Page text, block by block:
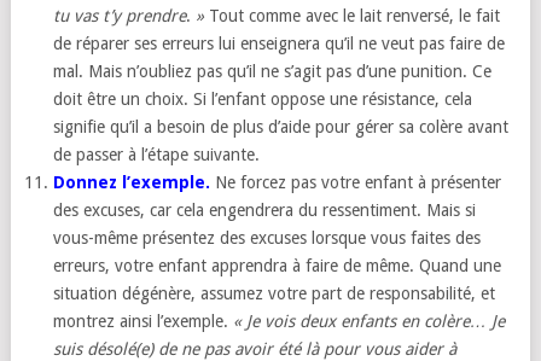
tu vas t’y prendre. » Tout comme avec le lait renversé, le fait
de réparer ses erreurs lui enseignera qu’il ne veut pas faire de
mal. Mais n’oubliez pas qu’il ne s’agit pas d’une punition. Ce
doit être un choix. Si l’enfant oppose une résistance, cela
signifie qu’il a besoin de plus d’aide pour gérer sa colère avant
de passer à l’étape suivante.
Donnez l’exemple. Ne forcez pas votre enfant à présenter
des excuses, car cela engendrera du ressentiment. Mais si
vous-même présentez des excuses lorsque vous faites des
erreurs, votre enfant apprendra à faire de même. Quand une
situation dégénère, assumez votre part de responsabilité, et
montrez ainsi l’exemple. « Je vois deux enfants en colère… Je
suis désolé(e) de ne pas avoir été là pour vous aider à